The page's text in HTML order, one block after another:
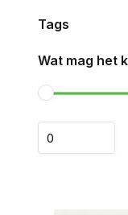
Tags
Wat mag het